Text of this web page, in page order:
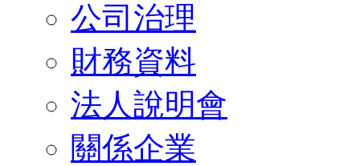
公司治理
財務資料
法人說明會
關係企業